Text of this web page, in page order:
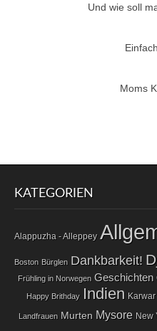
Und wie soll
Moms
KATEGORIEN
Alappuzha - Alleppey
Boston Bürglen Dankbarkeit!
Frühling in Norwegen Geschichten
Happy Brithday Indien Karwar
Landfrauen Murten Mysore New